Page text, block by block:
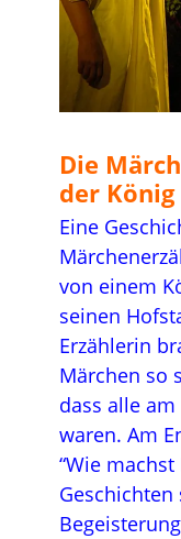
Die
der König
Eine
von einem
seinen
Erzählerin
Märchen so
dass alle
waren. Am
“Wie